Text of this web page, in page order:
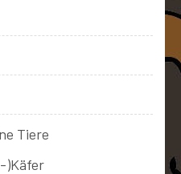
Tiere
)Käfer